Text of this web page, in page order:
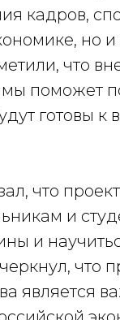
кадров,
но и
что
поможет
готовы к
что проект
и
и
что
является